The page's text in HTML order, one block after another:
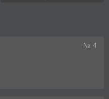
№ 4